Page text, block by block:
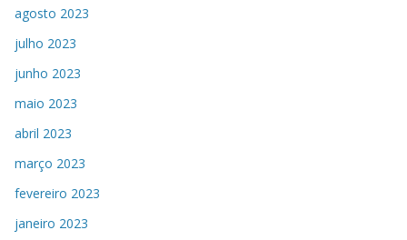
agosto 2023
julho 2023
junho 2023
maio 2023
abril 2023
março 2023
fevereiro 2023
janeiro 2023